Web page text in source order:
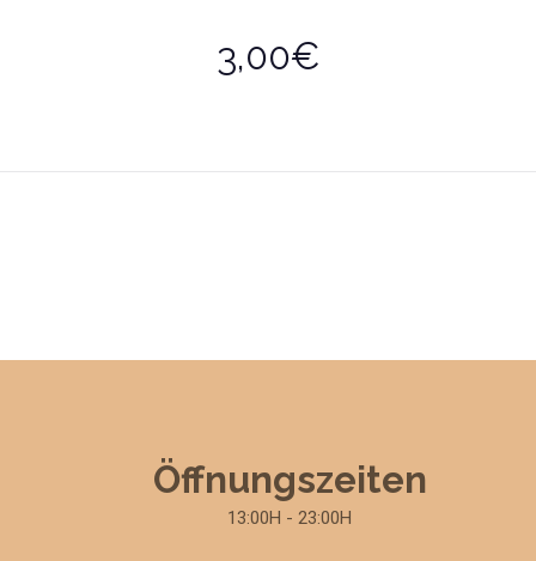
3,00€
Öffnungszeiten
13:00H - 23:00H